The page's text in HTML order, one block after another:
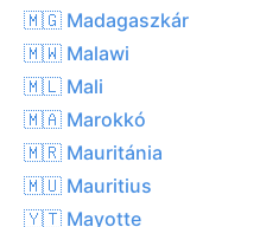
🇲🇬 Madagaszkár
🇲🇼 Malawi
🇲🇱 Mali
🇲🇦 Marokkó
🇲🇷 Mauritánia
🇲🇺 Mauritius
🇾🇹 Mayotte